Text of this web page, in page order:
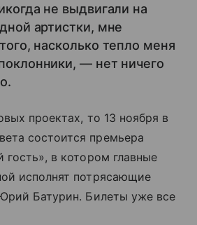
не выдвигали на
артистки, мне
насколько тепло меня
— нет ничего
проектах, то 13 ноября в
состоится премьера
гость», в котором главные
исполнят потрясающие
Батурин. Билеты уже все